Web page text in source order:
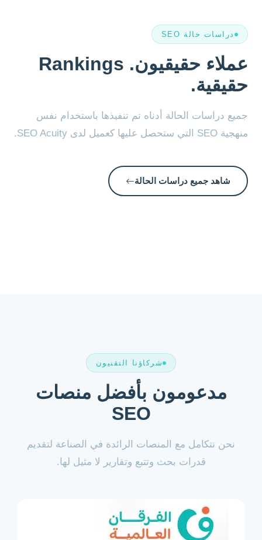
دراسات حالة SEO
عملاء حقيقيون. Rankings
حقيقية.
جميع دراسات الحالة أدناه تم تنفيذها باستخدام نفس
منهجية SEO التي ستحصل عليها كعميل لدى SEO Acuity.
شاهد جميع دراسات الحالة
شركاؤنا التقنيون
مدعومون بأفضل منصات
SEO
نحن نتكامل مع المنصات الرائدة في الصناعة لتقديم
قدرات بحث وتتبع وتقارير لا مثيل لها.